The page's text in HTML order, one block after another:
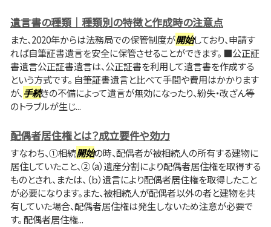
遺言書の種類｜種類別の特徴と作成時の注意点
また、2020年からは法務局での保管制度が開始しており、申請す
れば自筆証書遺言を安全に保管させることができます。 ■公正証
書遺言公正証書遺言は、公正証書を利用して遺言書を作成する
という方式です。 自筆証書遺言と比べて手間や費用はかかります
が、手続きの不備によって遺言が無効になったり、紛失・改ざん等
のトラブルが生じ...
配偶者居住権とは？成立要件や効力
すなわち、①相続開始の時、配偶者が被相続人の所有する建物に
居住していたこと、②（a）遺産分割により配偶者居住権を取得する
ものとされ、または、（ｂ）遺言により配偶者居住権を取得したこと
が必要になります。また、被相続人が配偶者以外の者と建物を共
有していた場合、配偶者居住権は発生しないため注意が必要で
す。 配偶者居住権...